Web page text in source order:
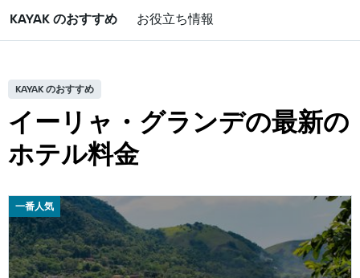
KAYAK のおすすめ お役立ち情報
KAYAK のおすすめ
イーリャ・グランデの最新の
ホテル料金
一番人気